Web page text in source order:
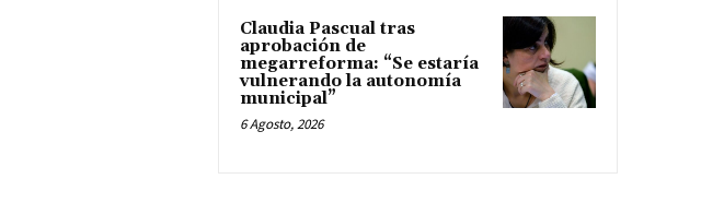
Claudia Pascual tras
aprobación de
megarreforma: “Se estaría
vulnerando la autonomía
municipal”
6 Agosto, 2026